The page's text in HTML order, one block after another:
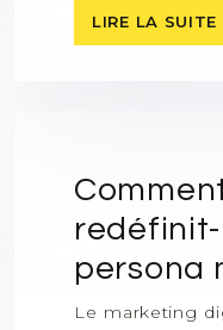
LIRE LA SUITE
persona
Le marketing